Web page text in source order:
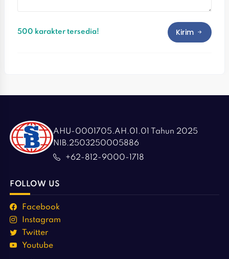
500 karakter tersedia! Kirim
AHU-0001705.AH.01.01 Tahun 2025
NIB.2503250005886
+62-812-9000-1718
FOLLOW US
Facebook
Instagram
Twitter
Youtube